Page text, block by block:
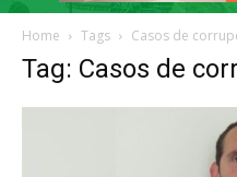
Home Tags Casos de
Tag: Casos de